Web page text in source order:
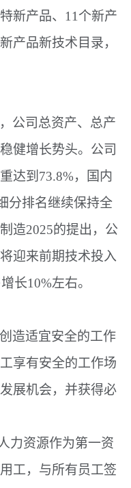
新产品、11个新产
产品新技术目录，
公司总资产、总产
健增长势头。公司
达到 73.8%，国内
分排名继续保持全
造2025的提出，公
迎来前期技术投入
长10%左右。
造适宜安全的工作
享有安全的工作场
展机会，并获得必
力资源作为第一资
工，与所有员工签